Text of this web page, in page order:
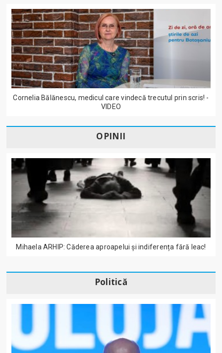
Cornelia Bălănescu, medicul care vindecă trecutul prin scris! -
VIDEO
OPINII
Mihaela ARHIP: Căderea aproapelui și indiferența fără leac!
Politică